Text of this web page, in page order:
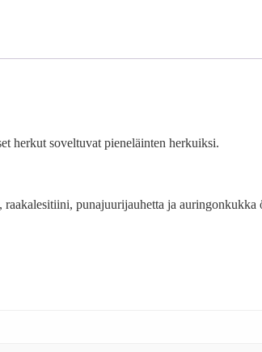
herkut soveltuvat pieneläinten herkuiksi.
punajuurijauhetta ja